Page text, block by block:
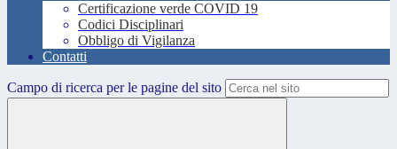
Certificazione verde COVID 19
Codici Disciplinari
Obbligo di Vigilanza
Contatti
Campo di ricerca per le pagine del sito